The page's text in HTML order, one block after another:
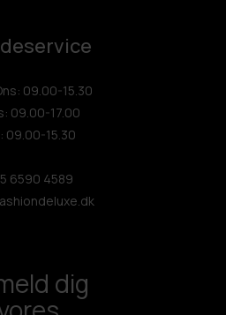
09.00-15.30
09.00-17.00
09.00-15.30
6590 4589
dig